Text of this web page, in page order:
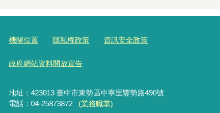
機關位置 隱私權政策 資訊安全政策
政府網站資料開放宣告
地址：423013 臺中市東勢區中寧里豐勢路490號
電話：04-25873872
(業務職掌)